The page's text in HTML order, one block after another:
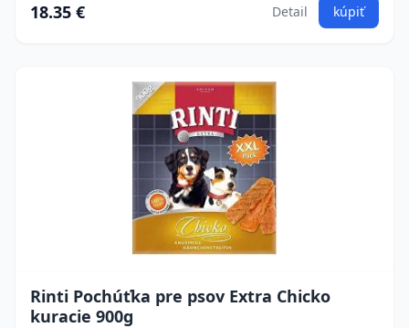
18.35 € Detail kúpiť
Rinti Pochúťka pre psov Extra Chicko
kuracie 900g